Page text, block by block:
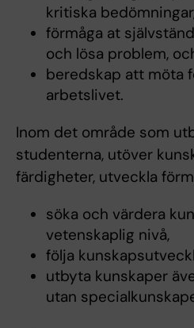
kritiska
förmåga at
och lösa problem,
beredskap att möta
arbetslivet.
Inom det område som
studenterna, utöver
färdigheter, utveckla
söka och värdera
vetenskaplig nivå,
följa
utbyta kunskaper
utan